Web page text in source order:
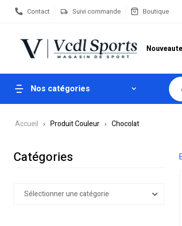
Contact Suivi commande Boutique
Nos catégories
Accueil Produit Couleur Chocolat
Catégories